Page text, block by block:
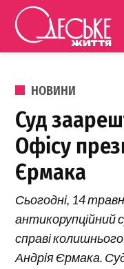
Перейти до вмісту
ОПУБЛІКОВАНО В
НОВИНИ
Суд
Офісу
Єрмака
Сьогодні, 14
антикорупційний
справі
Андрія Єрмака.